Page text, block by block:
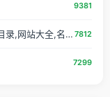
9381
站三界导航 - 网站目录,网址提交,分类目录,网站大全,名站导航之家 7812
7299